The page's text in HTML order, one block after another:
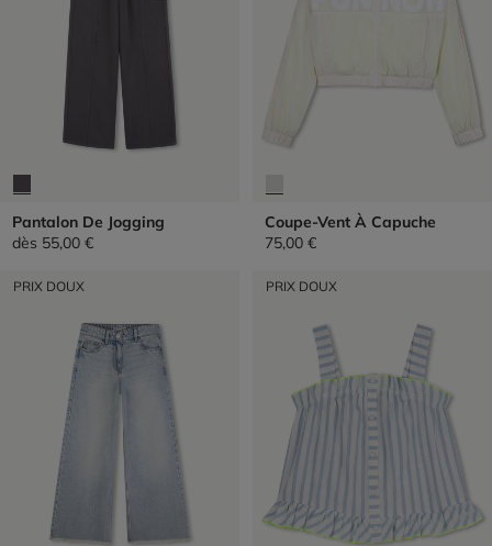
Pantalon De Jogging
dès 55,00 €
Coupe-Vent À Capuche
75,00 €
PRIX DOUX PRIX DOUX